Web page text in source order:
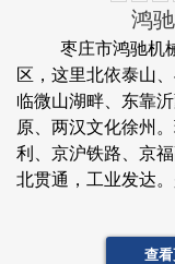
鸿
枣庄市鸿驰机械
区，这里北依泰山
临微山湖畔、东靠
原、两汉文化徐州
利、京沪铁路、京
北贯通，工业发达
查